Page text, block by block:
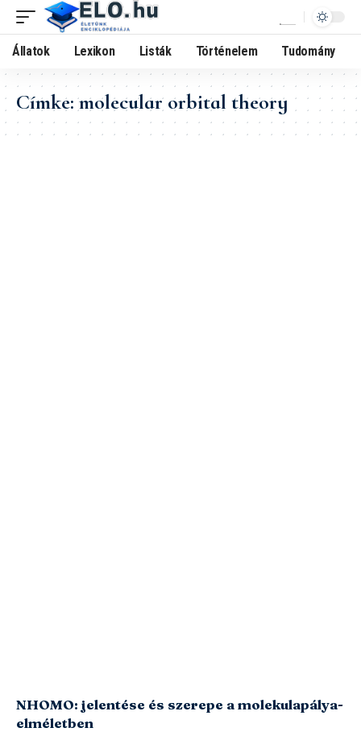
Állatok Lexikon Listák Történelem Tudomány
Címke:molecular orbital theory
NHOMO: jelentése és szerepe a molekulapálya-
elméletben